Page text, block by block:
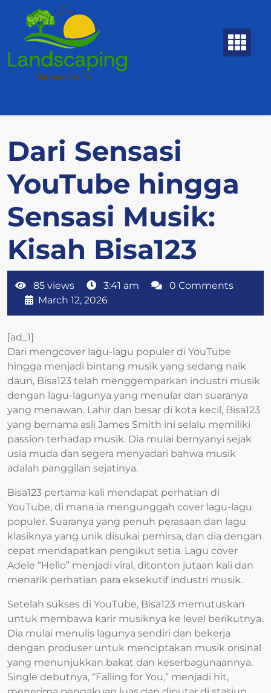
content
Dari Sensasi
YouTube hingga
Sensasi Musik:
Kisah Bisa123
85 views 3:41 am
0 Comments
March 12, 2026
[ad_1]
Dari mengcover lagu-lagu populer di YouTube
hingga menjadi bintang musik yang sedang naik
daun, Bisa123 telah menggemparkan industri musik
dengan lagu-lagunya yang menular dan suaranya
yang menawan. Lahir dan besar di kota kecil, Bisa123
yang bernama asli James Smith ini selalu memiliki
passion terhadap musik. Dia mulai bernyanyi sejak
usia muda dan segera menyadari bahwa musik
adalah panggilan sejatinya.
Bisa123 pertama kali mendapat perhatian di
YouTube, di mana ia mengunggah cover lagu-lagu
populer. Suaranya yang penuh perasaan dan lagu
klasiknya yang unik disukai pemirsa, dan dia dengan
cepat mendapatkan pengikut setia. Lagu cover
Adele “Hello” menjadi viral, ditonton jutaan kali dan
menarik perhatian para eksekutif industri musik.
Setelah sukses di YouTube, Bisa123 memutuskan
untuk membawa karir musiknya ke level berikutnya.
Dia mulai menulis lagunya sendiri dan bekerja
dengan produser untuk menciptakan musik orisinal
yang menunjukkan bakat dan keserbagunaannya.
Single debutnya, “Falling for You,” menjadi hit,